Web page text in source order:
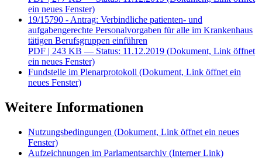
ein neues Fenster)
19/15790 - Antrag: Verbindliche patienten- und
aufgabengerechte Personalvorgaben für alle im Krankenhaus
tätigen Berufsgruppen einführen
PDF | 243 KB — Status: 11.12.2019 (Dokument, Link öffnet
ein neues Fenster)
Fundstelle im Plenarprotokoll (Dokument, Link öffnet ein
neues Fenster)
Weitere Informationen
Nutzungsbedingungen (Dokument, Link öffnet ein neues
Fenster)
Aufzeichnungen im Parlamentsarchiv (Interner Link)